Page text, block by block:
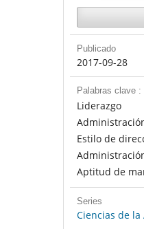
Publicado
2017-09-28
Palabras clave :
Liderazgo
Estilo de
Aptitud de
Series
Ciencias de